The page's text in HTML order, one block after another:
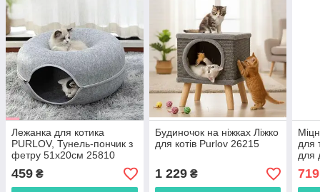
Лежанка для котика
PURLOV, Тунель-пончик з
фетру 51x20см 25810
459 ₴
Будиночок на ніжках Ліжко
для котів Purlov 26215
1 229₴
для
для
719